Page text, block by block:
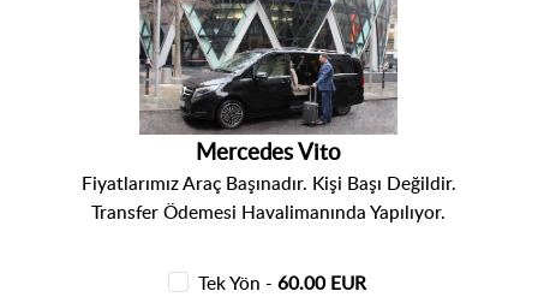
Mercedes Vito
Fiyatlarımız Araç Başınadır. Kişi Başı Değildir.
Transfer Ödemesi Havalimanında Yapılıyor.
Tek Yön - 60.00 EUR